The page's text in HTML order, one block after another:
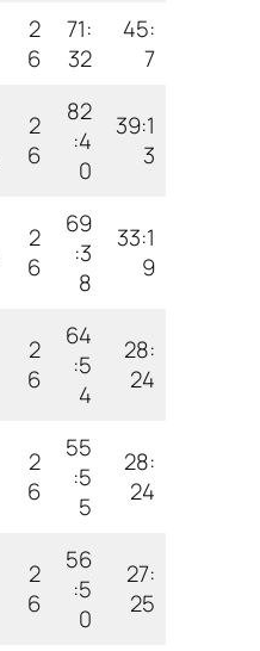
2
6
71:
32
45:
7
2
6
82
:4
0
39:1
3
2
6
69
:3
8
33:1
9
2
6
64
:5
4
28:
24
2
6
55
:5
5
28:
24
2
6
56
:5
0
27:
25